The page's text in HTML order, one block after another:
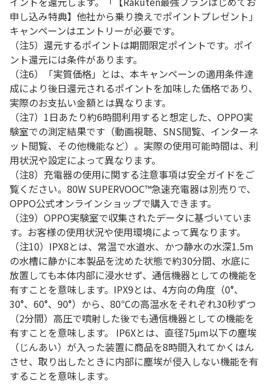
申し込み特典】他社から乗り換えでポイントプレゼント」
キャンペーンはエントリーが必要です。
（注5）還元するポイントは期間限定ポイントです。ポイ
ント還元には条件があります。
（注6）「実質価格」とは、本キャンペーンの適用条件達
成により後日還元されるポイントを加味した価格であ り、
実際のお支払い金額とは異なります。
（注7） 1日あたり約6時間利用すると想定した、 OPPO実
験室での測定結果です（動画視聴、 SNS閲覧、インターネ
ット閲覧、その他機能など）。実際の使用可能時間は、利
用状況や設定によって異なります。
（注8）充電器の使用に関する注意事項は安全ガイドをご
覧ください。 80W SUPERVOOC™急速充電器は別売りで、
OPPO公式オンラインショップで購入できます。
（注9） OPPO実験室で収集されたデータに基づいていま
す。お客様の使用状況や使用環境によって異なります。
（注10） IPX8とは、常温で水道水、かつ静水の水深1.5m
の水槽に静かに本製品を沈めた状態で約30分間、水底に
放置しても本体内部に浸水せず、通信機器としての機能を
有すことを意味します。IPX9とは、 4方向の角度（0°、
30°、60°、90°）から、80℃の高温水をそれぞれ30秒ずつ
（2分間）高圧で噴射した後でも通信機器としての機能を
有すことを意味します。
IP6Xとは、直径75μm以下の塵埃
（じんあい）が入った装置に商品を8時間入れてかくはん
させ、取り出したときに内部に塵埃が侵入しない機能を有
することを意味します。